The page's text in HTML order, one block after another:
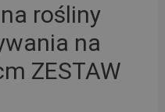
rośliny
na
ZESTAW